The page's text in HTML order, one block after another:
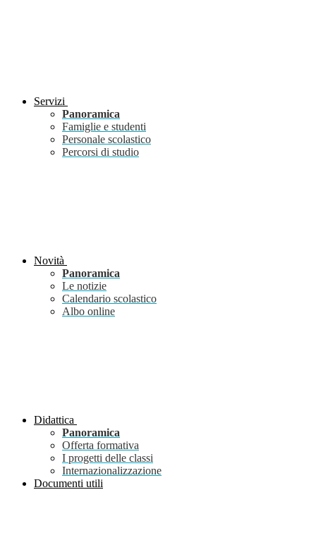
Servizi
Panoramica
Famiglie e studenti
Personale scolastico
Percorsi di studio
Novità
Panoramica
Le notizie
Calendario scolastico
Albo online
Didattica
Panoramica
Offerta formativa
I progetti delle classi
Internazionalizzazione
Documenti utili